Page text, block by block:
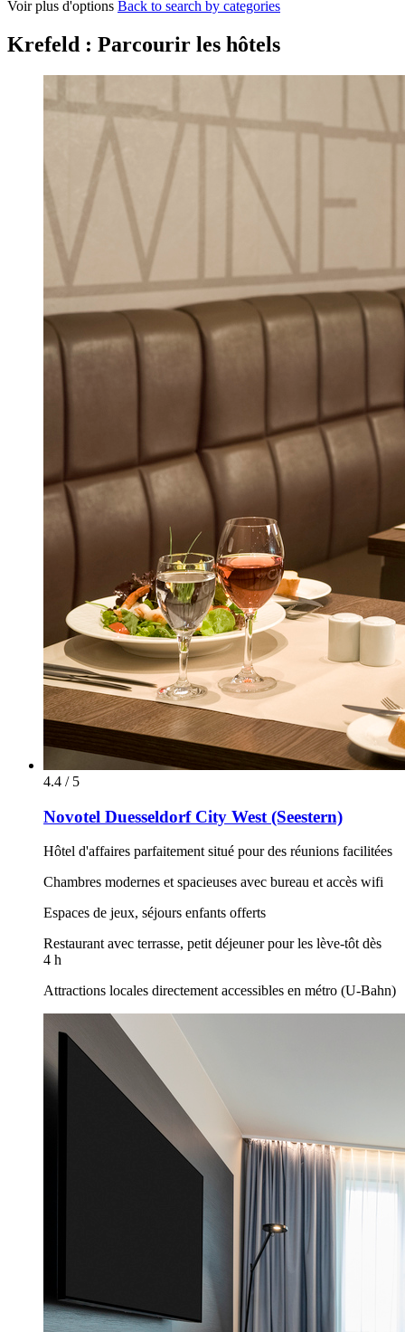
Voir plus d'options Back to search by categories
Krefeld : Parcourir les hôtels
4.4 / 5
Novotel Duesseldorf City West (Seestern)
Hôtel d'affaires parfaitement situé pour des réunions facilitées
Chambres modernes et spacieuses avec bureau et accès wifi
Espaces de jeux, séjours enfants offerts
Restaurant avec terrasse, petit déjeuner pour les lève-tôt dès
4 h
Attractions locales directement accessibles en métro (U-Bahn)